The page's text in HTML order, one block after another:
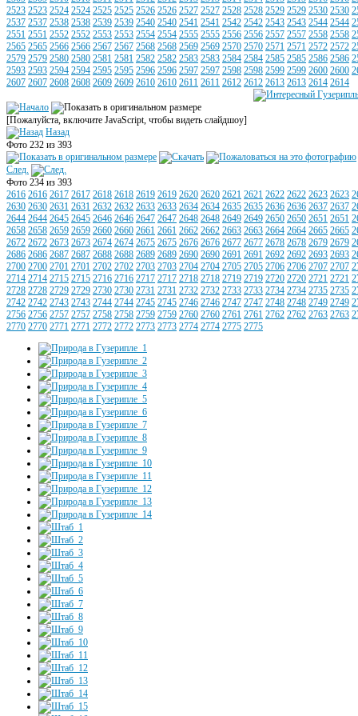
2523 2523 2524 2524 2525 2525 2526 2526 2527 2527 2528 2528 2529 2529 2530 2530
2537 2537 2538 2538 2539 2539 2540 2540 2541 2541 2542 2542 2543 2543 2544 2544
2551 2551 2552 2552 2553 2553 2554 2554 2555 2555 2556 2556 2557 2557 2558 2558
2565 2565 2566 2566 2567 2567 2568 2568 2569 2569 2570 2570 2571 2571 2572 2572
2579 2579 2580 2580 2581 2581 2582 2582 2583 2583 2584 2584 2585 2585 2586 2586
2593 2593 2594 2594 2595 2595 2596 2596 2597 2597 2598 2598 2599 2599 2600 2600
2607 2607 2608 2608 2609 2609 2610 2610 2611 2611 2612 2612 2613 2613 2614 2614
[Пожалуйста, включите JavaScript, чтобы видеть слайдшоу]
Назад
Фото 232 из 393
След.
Фото 234 из 393
2616 2616 2617 2617 2618 2618 2619 2619 2620 2620 2621 2621 2622 2622 2623 2623
2630 2630 2631 2631 2632 2632 2633 2633 2634 2634 2635 2635 2636 2636 2637 2637
2644 2644 2645 2645 2646 2646 2647 2647 2648 2648 2649 2649 2650 2650 2651 2651
2658 2658 2659 2659 2660 2660 2661 2661 2662 2662 2663 2663 2664 2664 2665 2665
2672 2672 2673 2673 2674 2674 2675 2675 2676 2676 2677 2677 2678 2678 2679 2679
2686 2686 2687 2687 2688 2688 2689 2689 2690 2690 2691 2691 2692 2692 2693 2693
2700 2700 2701 2701 2702 2702 2703 2703 2704 2704 2705 2705 2706 2706 2707 2707
2714 2714 2715 2715 2716 2716 2717 2717 2718 2718 2719 2719 2720 2720 2721 2721
2728 2728 2729 2729 2730 2730 2731 2731 2732 2732 2733 2733 2734 2734 2735 2735
2742 2742 2743 2743 2744 2744 2745 2745 2746 2746 2747 2747 2748 2748 2749 2749
2756 2756 2757 2757 2758 2758 2759 2759 2760 2760 2761 2761 2762 2762 2763 2763
2770 2770 2771 2771 2772 2772 2773 2773 2774 2774 2775 2775